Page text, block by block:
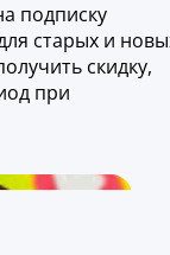
подписку
старых и
скидку,
при